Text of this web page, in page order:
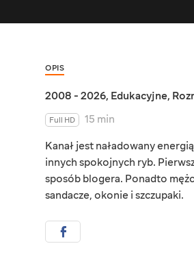
OPIS
2008 - 2026, Edukacyjne,
Full HD
15 min
Kanał jest naładowany
innych spokojnych ryb.
sposób blogera. Ponadto
sandacze, okonie i szczupaki.